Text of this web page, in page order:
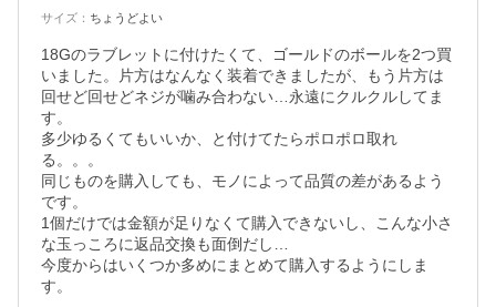
サイズ ： ちょうどよい
18Gのラブレットに付けたくて、ゴールドのボールを2つ買
いました。片方はなんなく装着できましたが、もう片方は
回せど回せどネジが噛み合わない…永遠にクルクルしてま
す。
多少ゆるくてもいいか、と付けてたらポロポロ取れ
る。。。
同じものを購入しても、モノによって品質の差があるよう
です。
1個だけでは金額が足りなくて購入できないし、こんな小さ
な玉っころに返品交換も面倒だし…
今度からはいくつか多めにまとめて購入するようにしま
す。